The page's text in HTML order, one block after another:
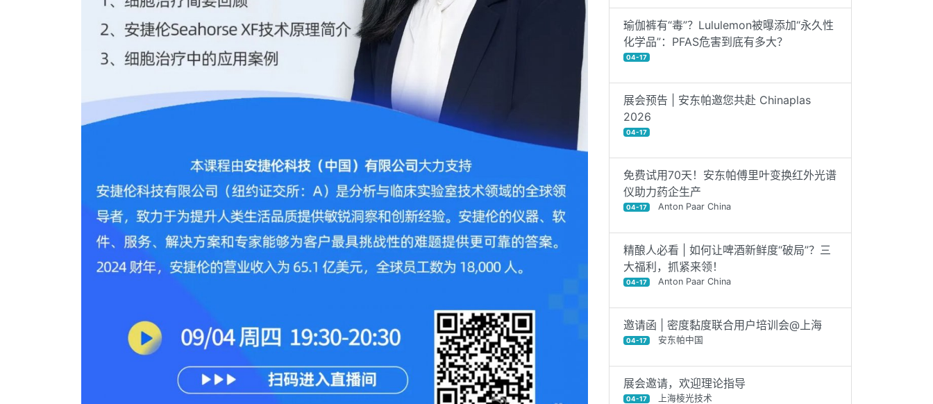
瑜伽裤有“毒”？Lululemon被曝添加“永久性
化学品”：PFAS危害到底有多大？
04-17
展会预告 | 安东帕邀您共赴 Chinaplas
2026
04-17
免费试用70天！安东帕傅里叶变换红外光谱
仪助力药企生产
04-17 Anton Paar China
精酿人必看 | 如何让啤酒新鲜度“破局”？三
大福利，抓紧来领！
04-17 Anton Paar China
邀请函 | 密度黏度联合用户培训会@上海
04-17 安东帕中国
展会邀请，欢迎理论指导
04-17 上海棱光技术